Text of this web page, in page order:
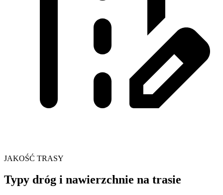
JAKOŚĆ TRASY
Typy dróg i nawierzchnie na trasie